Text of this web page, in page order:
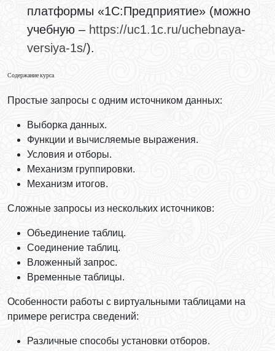
платформы «1С:Предприятие» (можно
учебную – https://uc1.1c.ru/uchebnaya-
versiya-1s/).
Содержание курса
Простые запросы с одним источником данных:
Выборка данных.
Функции и вычисляемые выражения.
Условия и отборы.
Механизм группировки.
Механизм итогов.
Сложные запросы из нескольких источников:
Объединение таблиц.
Соединение таблиц.
Вложенный запрос.
Временные таблицы.
Особенности работы с виртуальными таблицами на
примере регистра сведений:
Различные способы установки отборов.